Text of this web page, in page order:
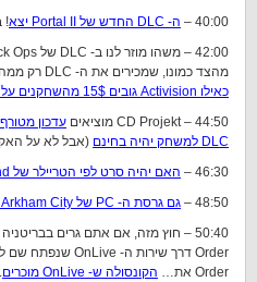
40:00 –
ה- DLC החדש של Portal II יצא
!
מהצד כמונו, שמכירים את ה- DLC רק ממה שכתוב עליו ב- PC Gamer,
כאילו Activision גובים 15$ מהשחקנים על מפה חדשה אחת
44:50 – CD Projekt מוציאים
עדכון מטורף
DLC למשחק יהיה בחינם
(אבל לא על
46:30 –
האם יהיה סרט לפי הטריילר של Dead Island
48:50 –
גם גרסת ה- PC של Arkham City נדחתה
Order את…
הקונסולה ש- OnLive מוכרים